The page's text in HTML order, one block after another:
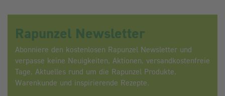
Rapunzel Newsletter
Abonniere den kostenlosen Rapunzel Newsletter und
verpasse keine Neuigkeiten, Aktionen, versandkostenfreie
Tage, Aktuelles rund um die Rapunzel Produkte,
Warenkunde und inspirierende Rezepte.